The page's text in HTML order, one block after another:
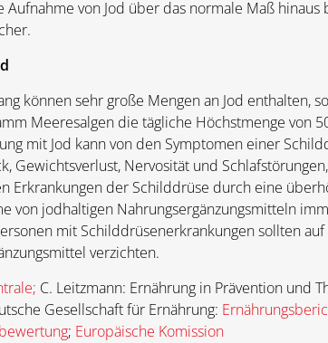
Aufnahme von Jod über das normale Maß
können sehr große Mengen an Jod enthalten,
Meeresalgen die tägliche Höchstmenge von
mit Jod kann von den Symptomen einer
Gewichtsverlust, Nervosität und
Erkrankungen der Schilddrüse durch eine
von jodhaltigen Nahrungsergänzungsmitteln
mit Schilddrüsenerkrankungen sollten
verzichten.
C. Leitzmann: Ernährung in Prävention und
Gesellschaft für Ernährung:
; Europäische Komission